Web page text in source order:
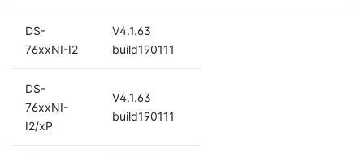
DS-
76xxNI-I2
V4.1.63
build190111
DS-
76xxNI-
I2/xP
V4.1.63
build190111